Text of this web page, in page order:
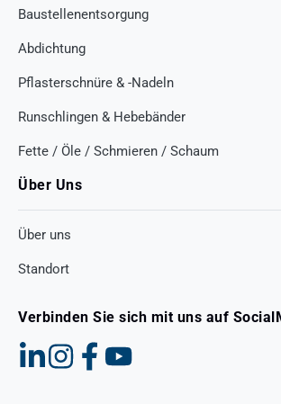
Baustellenentsorgung
Abdichtung
Pflasterschnüre & -Nadeln
Runschlingen & Hebebänder
Fette / Öle / Schmieren / Schaum
Über Uns
Über uns
Standort
Verbinden Sie sich mit uns auf